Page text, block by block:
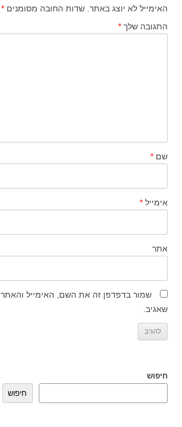
האימייל לא יוצג באתר. שדות החובה מסומנים *
התגובה שלך *
שם *
אימייל *
אתר
שמור בדפדפן זה את השם, האימייל
שאגיב.
חיפוש
חיפוש